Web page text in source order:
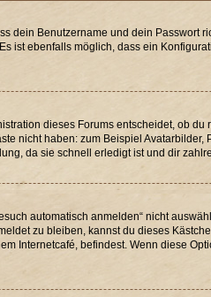
dein Benutzername und dein Passwort
ist ebenfalls möglich, dass ein
dieses Forums entscheidet, ob du
nicht haben: zum Beispiel
da sie schnell erledigt ist und dir
automatisch anmelden“ nicht
zu bleiben, kannst du dieses
Internetcafé, befindest. Wenn diese